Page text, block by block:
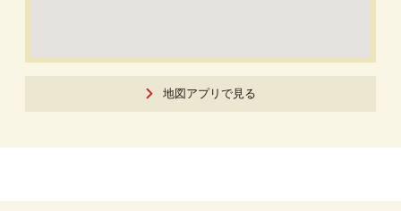
地図アプリで見る